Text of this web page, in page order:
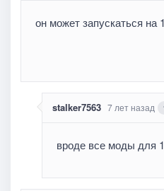
он может запускаться на
stalker7563 7 лет назад
вроде все моды для